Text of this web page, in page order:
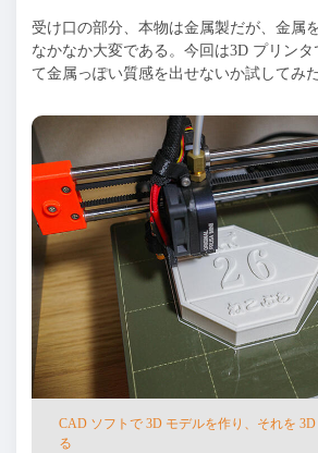
受け⼝の部分、本物は⾦属製だが、⾦属
なかなか⼤変である。今回は3D プリン
て⾦属っぽい質感を出せないか試してみた
CAD ソフトで 3D モデルを作り、それを
る